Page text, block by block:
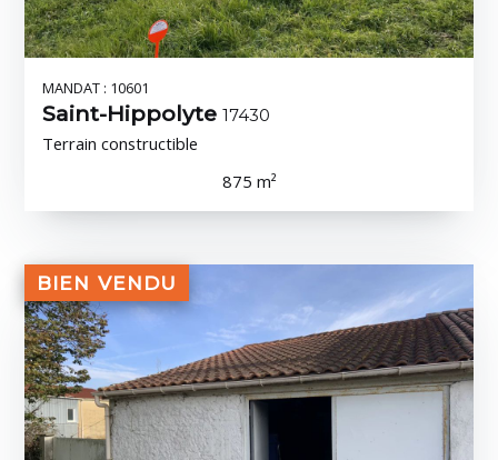
MANDAT : 10601
Saint-Hippolyte17430
Terrain constructible
875 m²
BIEN VENDU